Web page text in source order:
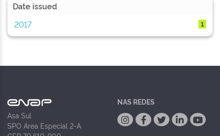
Date issued
2017
1
Asa Sul
SPO Área Especial 2-A
NAS REDES